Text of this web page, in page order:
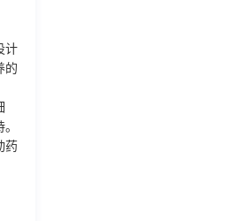
计
的
药